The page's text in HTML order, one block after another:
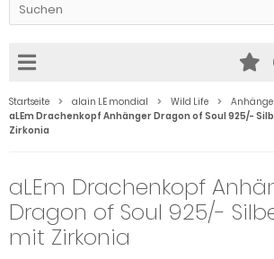
Startseite alain LE mondial Wild Life
aLEm Drachenkopf Anhänger Dragon of Soul 925/-
Zirkonia
aLEm Drachenkopf
Dragon of Soul 925/-
mit Zirkonia